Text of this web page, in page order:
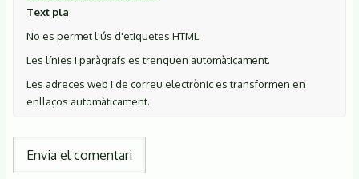
Text pla
No es permet l'ús d'etiquetes HTML.
Les línies i paràgrafs es trenquen automàticament.
Les adreces web i de correu electrònic es transformen en
enllaços automàticament.